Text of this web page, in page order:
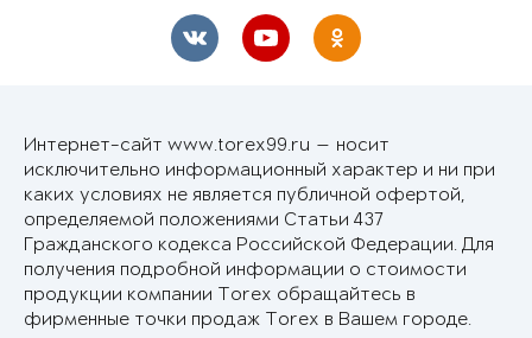
Интернет-сайт www.torex99.ru — носит
исключительно информационный характер и ни при
каких условиях не является публичной офертой,
определяемой положениями Статьи 437
Гражданского кодекса Российской Федерации. Для
получения подробной информации о стоимости
продукции компании Torex обращайтесь в
фирменные точки продаж Torex в Вашем городе.